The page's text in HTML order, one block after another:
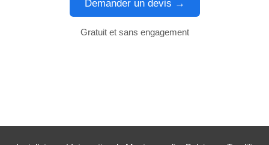
Demander un devis →
Gratuit et sans engagement